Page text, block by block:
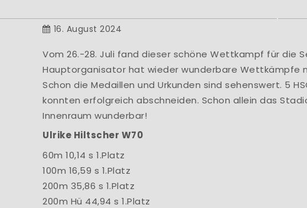
der HSG
16. August 2024
Vom 26.-28. Juli fand dieser schöne Wettkampf für die
Hauptorganisator hat wieder wunderbare Wettkämpfe
Schon die Medaillen und Urkunden sind sehenswert. 5
konnten erfolgreich abschneiden. Schon allein das
Innenraum wunderbar!
Ulrike Hiltscher W70
60m 10,14 s 1.Platz
100m 16,59 s 1.Platz
200m 35,86 s 1.Platz
200m Hü 44,94 s 1.Platz